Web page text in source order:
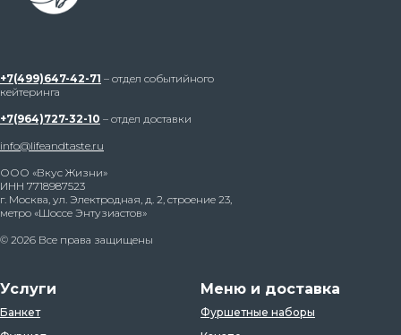
+7(499)647-42-71 – отдел событийного
кейтеринга
+7(964)727-32-10 – отдел доставки
info@lifeandtaste.ru
ООО «Вкус Жизни»
ИНН 7718987523
г. Москва, ул. Электродная, д. 2, строение 23,
метро «Шоссе Энтузиастов»
© 2026 Все права защищены
Услуги
Банкет
Меню и доставка
Фуршетные наборы